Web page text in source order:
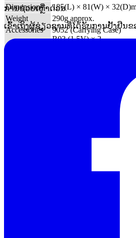
Dimensions
185(L) × 81(W) ×
Weight
290g approx.
Accessories
9052 (Carrying Case)
R03 (1.5V) × 2
ການຊ່ວຍເຫຼືໍາດ່ວນ
ເຂົ້າເຖິງຜູ້ຊ່ຽວຊານທີ່ໄດ້ຮັບການຢັ້ງຢືນຂ